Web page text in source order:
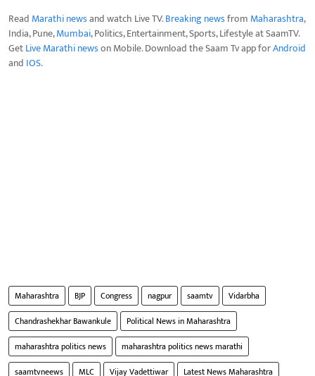
Read Marathi newsand watch Live TV.Breaking newsfrom Maharashtra,
India, Pune,Mumbai, Politics, Entertainment, Sports, Lifestyle at SaamTV.
GetLive Marathi newson Mobile. Download the Saam Tv app forAndroid
and IOS.
Maharashtra BJP Congress nagpur saamtv
Vidarbha
Chandrashekhar Bawankule
Political News in Maharashtra
maharashtra politics news
maharashtra politics news marathi
saamtvneews
MLC Vijay Vadettiwar
Latest News Maharashtra